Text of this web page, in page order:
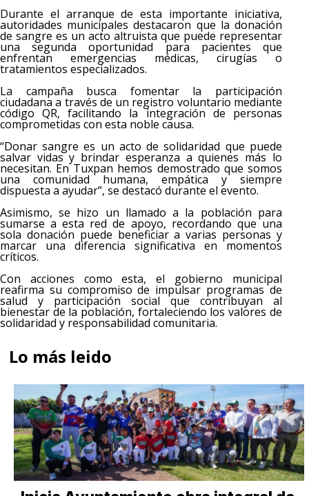
Durante el arranque de esta importante iniciativa,
autoridades municipales destacaron que la donación
de sangre es un acto altruista que puede representar
una segunda oportunidad para pacientes que
enfrentan emergencias médicas, cirugías o
tratamientos especializados.
La campaña busca fomentar la participación
ciudadana a través de un registro voluntario mediante
código QR, facilitando la integración de personas
comprometidas con esta noble causa.
“Donar sangre es un acto de solidaridad que puede
salvar vidas y brindar esperanza a quienes más lo
necesitan. En Tuxpan hemos demostrado que somos
una comunidad humana, empática y siempre
dispuesta a ayudar”, se destacó durante el evento.
Asimismo, se hizo un llamado a la población para
sumarse a esta red de apoyo, recordando que una
sola donación puede beneficiar a varias personas y
marcar una diferencia significativa en momentos
críticos.
Con acciones como esta, el gobierno municipal
reafirma su compromiso de impulsar programas de
salud y participación social que contribuyan al
bienestar de la población, fortaleciendo los valores de
solidaridad y responsabilidad comunitaria.
Lo más leido